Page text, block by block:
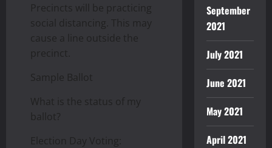
Precincts will be practicing
social distancing. This may
cause a line outside the
precinct.
Sample Ballot
What is the status of my
ballot?
Election Day Voting:
September
2021
July 2021
June 2021
May 2021
April 2021